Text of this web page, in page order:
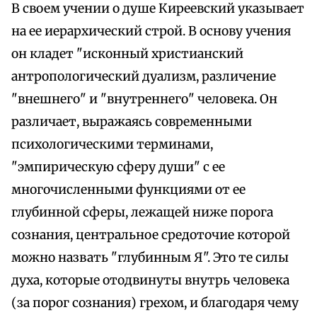
В своем учении о душе Киреевский указывает
на ее иерархический строй. В основу учения
он кладет "исконный христианский
антропологический дуализм, различение
"внешнего" и "внутреннего" человека. Он
различает, выражаясь современными
психологическими терминами,
"эмпирическую сферу души" с ее
многочисленными функциями от ее
глубинной сферы, лежащей ниже порога
сознания, центральное средоточие которой
можно назвать "глубинным Я". Это те силы
духа, которые отодвинуты внутрь человека
(за порог сознания) грехом, и благодаря чему